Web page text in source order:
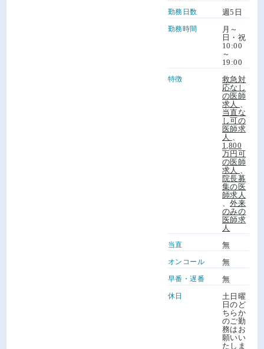
勤務日数 週5日
勤務時間
月～
日・祝
10:00
～
19:00
特徴
救急対
応なし
の医師
求人
当直な
し可の
医師求
人
1,800
万円可
の医師
求人
院長募
集の医
師求人
、外来
のみの
医師求
人
当直 無
オンコール 無
早番・遅番 無
休日
土日曜
日のど
ちらか
のご勤
務はお
願いい
たしま